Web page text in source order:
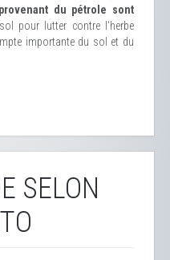
du pétrole sont
pour lutter contre l'herbe
importante du sol et du
SELON